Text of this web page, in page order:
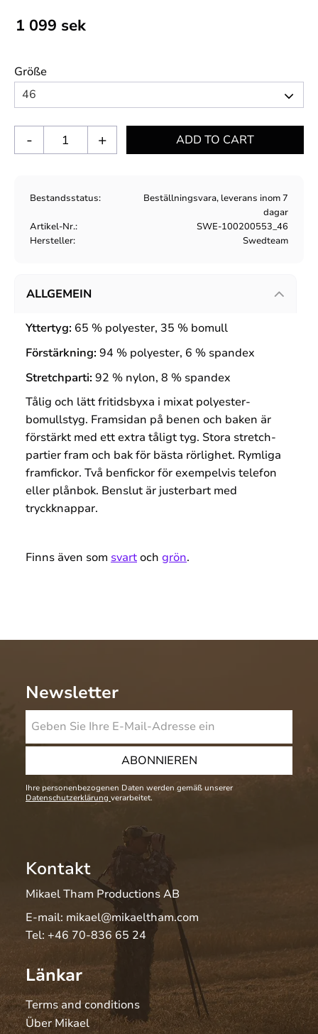
1 099 sek
Größe
+
-
Bestandsstatus
Beställningsvara, leverans inom 7
dagar
Artikel-Nr.
SWE-100200553_46
Hersteller
Swedteam
ALLGEMEIN
Yttertyg: 65 % polyester, 35 % bomull
Förstärkning: 94 % polyester, 6 % spandex
Stretchparti: 92 % nylon, 8 % spandex
Tålig och lätt fritidsbyxa i mixat polyester-
bomullstyg. Framsidan på benen och baken är
förstärkt med ett extra tåligt tyg. Stora stretch-
partier fram och bak för bästa rörlighet. Rymliga
framfickor. Två benfickor för exempelvis telefon
eller plånbok. Benslut är justerbart med
tryckknappar.
Finns även som svartoch grön.
Newsletter
ABONNIEREN
Ihre personenbezogenen Daten werden gemäß unserer
Datenschutzerklärung verarbeitet.
Kontakt
Mikael Tham Productions AB
E-mail: mikael@mikaeltham.com
Tel: +46 70-836 65 24
Länkar
Terms and conditions
Über Mikael